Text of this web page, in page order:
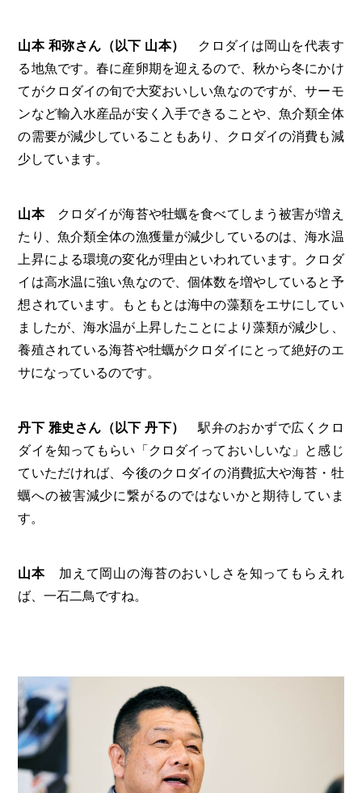
山本 和弥さん（以下 山本）
クロダイは岡山を代表す
る地魚です。春に産卵期を迎えるので、秋から冬にかけ
てがクロダイの旬で大変おいしい魚なのですが、サーモ
ンなど輸入水産品が安く入手できることや、魚介類全体
の需要が減少していることもあり、クロダイの消費も減
少しています。
山本クロダイが海苔や牡蠣を食べてしまう被害が増え
たり、魚介類全体の漁獲量が減少しているのは、海水温
上昇による環境の変化が理由といわれています。クロダ
イは高水温に強い魚なので、個体数を増やしていると予
想されています。もともとは海中の藻類をエサにしてい
ましたが、海水温が上昇したことにより藻類が減少し、
養殖されている海苔や牡蠣がクロダイにとって絶好のエ
サになっているのです。
丹下 雅史さん（以下 丹下）
駅弁のおかずで広くクロ
ダイを知ってもらい「クロダイっておいしいな」と感じ
ていただければ、今後のクロダイの消費拡大や海苔・牡
蠣への被害減少に繋がるのではないかと期待していま
す。
山本 加えて岡山の海苔のおいしさを知ってもらえれ
ば、一石二鳥ですね。